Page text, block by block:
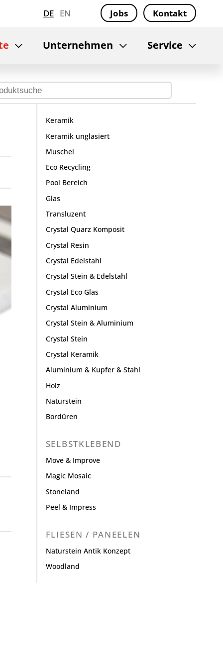
DE EN Jobs Kontakt
Unternehmen Service
Keramik
Keramik unglasiert
Muschel
Eco Recycling
Pool Bereich
Glas
Transluzent
Crystal Quarz Komposit
Crystal Resin
Crystal Edelstahl
Crystal Stein & Edelstahl
Crystal Eco Glas
Crystal Aluminium
Crystal Stein & Aluminium
Crystal Stein
Crystal Keramik
Aluminium & Kupfer & Stahl
Holz
Naturstein
Bordüren
SELBSTKLEBEND
Move & Improve
Magic Mosaic
Stoneland
Peel & Impress
FLIESEN / PANEELEN
Naturstein Antik Konzept
Woodland